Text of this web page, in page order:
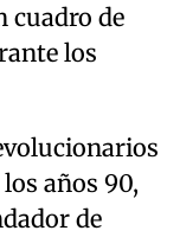
cuadro de
los
años 90,
de